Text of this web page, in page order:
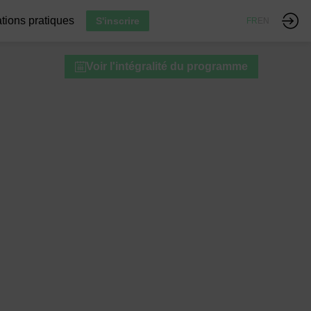
pratiques S'inscrire FR
Voir l'intégralité du programme